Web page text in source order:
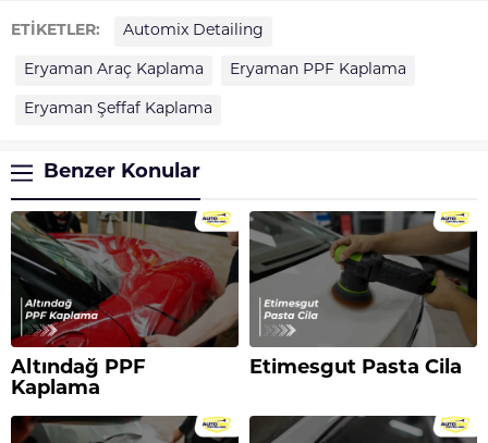
ETİKETLER: Automix Detailing
Eryaman Araç Kaplama Eryaman PPF Kaplama
Eryaman Şeffaf Kaplama
Benzer Konular
Altındağ PPF
Kaplama
Etimesgut Pasta Cila